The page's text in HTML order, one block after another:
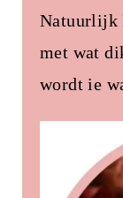
Natuurlijk
met wat
wordt ie